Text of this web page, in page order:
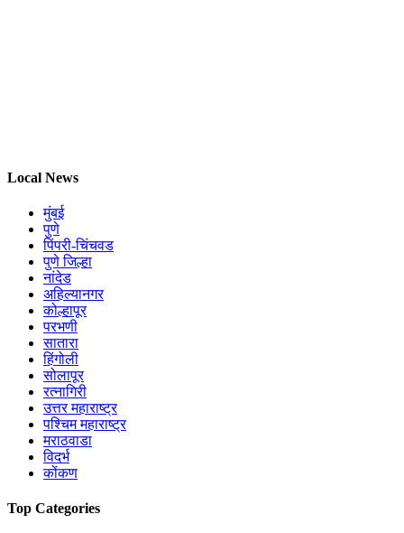
Local News
मुंबई
पुणे
पिंपरी-चिंचवड
पुणे जिल्हा
नांदेड
अहिल्यानगर
कोल्हापूर
परभणी
सातारा
हिंगोली
सोलापूर
रत्नागिरी
उत्तर महाराष्ट्र
पश्चिम महाराष्ट्र
मराठवाडा
विदर्भ
कोंकण
Top Categories